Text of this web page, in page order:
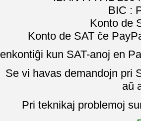
BIC :
Konto de
Konto de SAT ĉe
kun SAT-anoj en
Se vi havas demandojn pri
aŭ
Pri teknikaj problemoj